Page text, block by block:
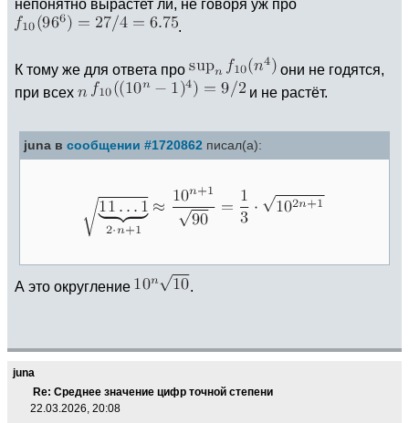
непонятно вырастет ли, не говоря уж про
.
К тому же для ответа про
они не годятся,
при всех
и не растёт.
juna в сообщении #1720862 писал(а):
А это округление
juna
Re: Среднее значение цифр точной степени
22.03.2026, 20:08